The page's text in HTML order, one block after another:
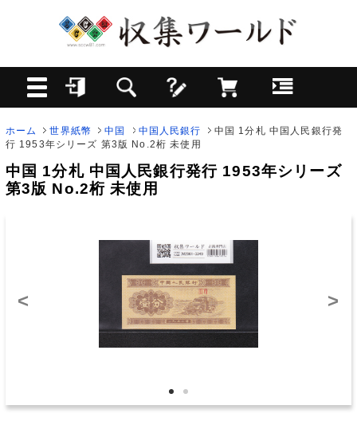
ホーム 世界紙幣 中国 中国人民銀行
中国 1分札 中国人民銀行発
行 1953年シリーズ 第3版 No.2桁 未使用
中国 1分札 中国人民銀行発行 1953年シリーズ
第3版 No.2桁 未使用
< >